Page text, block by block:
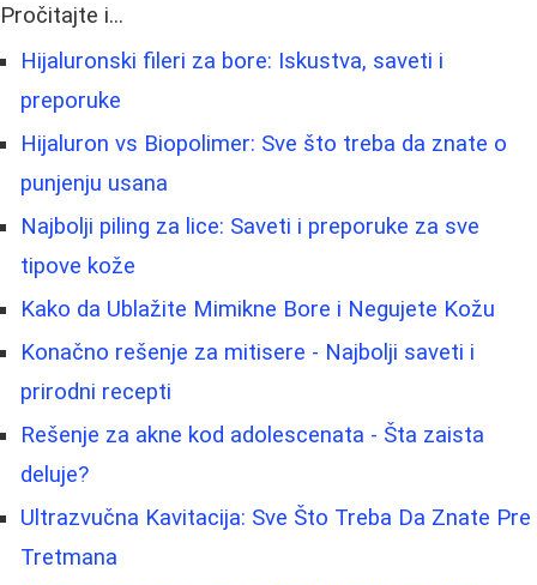
Pročitajte i...
Hijaluronski fileri za bore: Iskustva, saveti i
preporuke
Hijaluron vs Biopolimer: Sve što treba da znate o
punjenju usana
Najbolji piling za lice: Saveti i preporuke za sve
tipove kože
Kako da Ublažite Mimikne Bore i Negujete Kožu
Konačno rešenje za mitisere - Najbolji saveti i
prirodni recepti
Rešenje za akne kod adolescenata - Šta zaista
deluje?
Ultrazvučna Kavitacija: Sve Što Treba Da Znate Pre
Tretmana